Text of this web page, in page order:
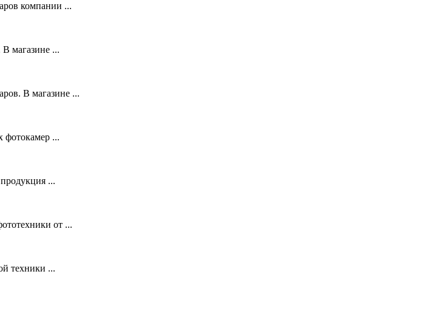
компании ...
магазине ...
В магазине ...
фотокамер ...
...
от ...
техники ...